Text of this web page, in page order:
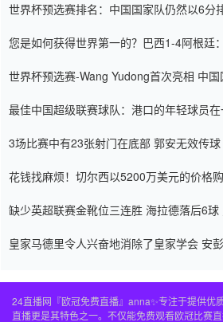
世界杯预选赛排名：中国国家队仍然以6分
您是如何获得世界第一的？巴西1-4阿根廷
世界杯预选赛-Wang Yudong首次亮相 中国
最佳中国超级联赛球队：港口的年轻球员在
3场比赛中有23张射门在底部 郭安无效传
花钱找麻烦！切尔西以5200万美元的价格
缺少英超联赛金靴位三连胜 海拉德落后6球
皇家马德里令人兴奋地消除了皇家学会 安
24直播网『欧冠免费直播』anna✨专注于提供优
直播更是其特色之一。不仅能免费观看欧冠比赛